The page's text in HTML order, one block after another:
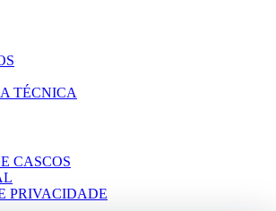
TÉCNICA
CASCOS
PRIVACIDADE